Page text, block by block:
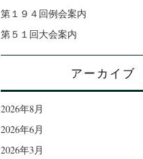
第１９４回例会案内
第５１回大会案内
アーカイブ
2026年8月
2026年6月
2026年3月